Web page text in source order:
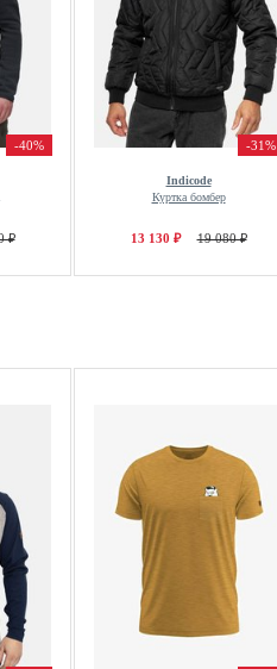
-40%
₽
-31%
Indicode
Куртка бомбер
13 130 ₽ 19 080 ₽